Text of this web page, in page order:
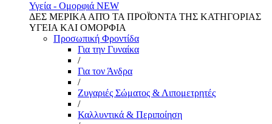
Υγεία - Ομορφιά NEW
ΔΕΣ ΜΕΡΙΚΑ ΑΠΌ ΤΑ ΠΡΟΪΌΝΤΑ ΤΗΣ ΚΑΤΗΓΟΡΙΑΣ
ΥΓΕΙΑ ΚΑΙ ΟΜΟΡΦΙΑ
Προσωπική Φροντίδα
Για την Γυναίκα
/
Για τον Άνδρα
/
Ζυγαριές Σώματος & Λιπομετρητές
/
Καλλυντικά & Περιποίηση